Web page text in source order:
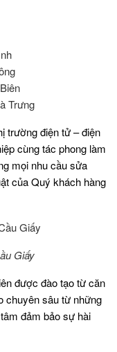
Trưng
trường điện tử – điện
cùng tác phong làm
mọi nhu cầu sửa
của Quý khách hàng
Giấy
được đào tạo từ căn
chuyên sâu từ những
đảm bảo sự hài